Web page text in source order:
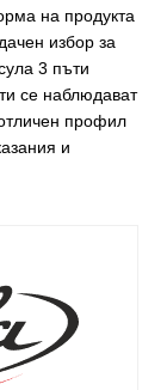
на продукта
избор за
3 пъти
се наблюдават
профил
и